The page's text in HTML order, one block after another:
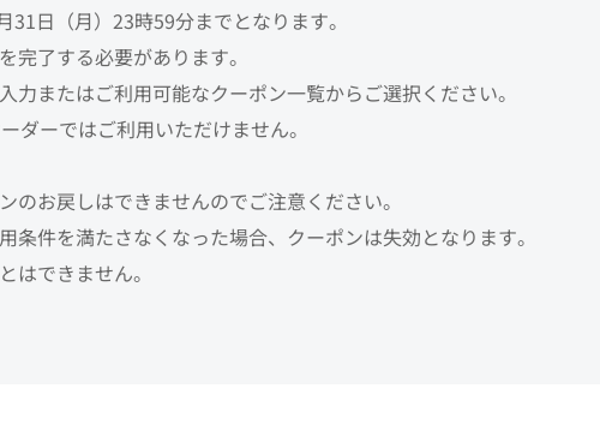
日（月）23時59分までとなります。
了する必要があります。
またはご利用可能なクーポン一覧からご選択ください。
ダーではご利用いただけません。
お戻しはできませんのでご注意ください。
件を満たさなくなった場合、クーポンは失効となります。
できません。